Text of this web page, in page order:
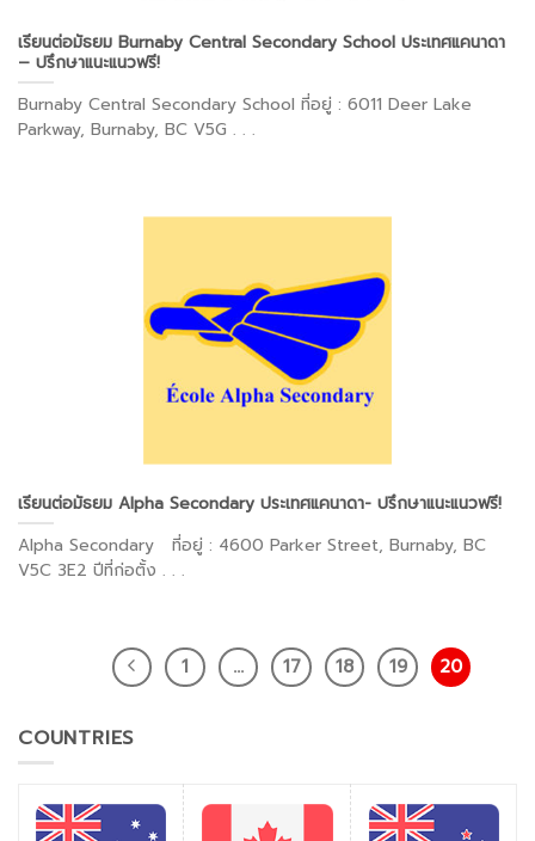
เรียนต่อมัธยม Burnaby Central Secondary School ประเทศแคนาดา
– ปรึกษาแนะแนวฟรี!
Burnaby Central Secondary School ที่อยู่ : 6011 Deer Lake
Parkway, Burnaby, BC V5G . . .
เรียนต่อมัธยม Alpha Secondary ประเทศแคนาดา- ปรึกษาแนะแนวฟรี!
Alpha Secondary ที่อยู่ : 4600 Parker Street, Burnaby, BC
V5C 3E2 ปีที่ก่อตั้ง . . .
1 … 17 18 19 20
COUNTRIES